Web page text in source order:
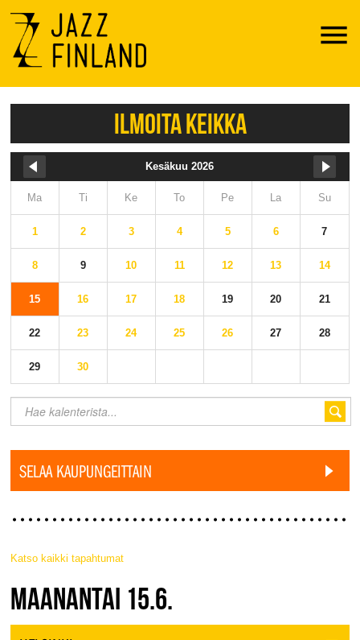
Menu
ILMOITA KEIKKA
Kesäkuu 2026
Ma Ti Ke To Pe La Su
1 2 3 4 5 6 7
8 9 10 11 12 13 14
15 16 17 18 19 20 21
22 23 24 25 26 27 28
29 30
SELAA KAUPUNGEITTAIN
Katso kaikki tapahtumat
JAZZ FINLAND LIVE
MAANANTAI 15.6.